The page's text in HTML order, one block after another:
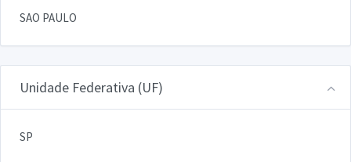
SAO PAULO
Unidade Federativa (UF)
SP